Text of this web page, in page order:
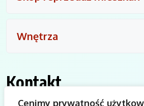
Cenimy prywatność
Wnętrza
Kontakt